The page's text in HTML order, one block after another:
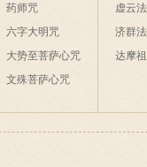
药师咒
六字大明咒
大势至菩萨心咒
文殊菩萨心咒
虚云
济群
达摩